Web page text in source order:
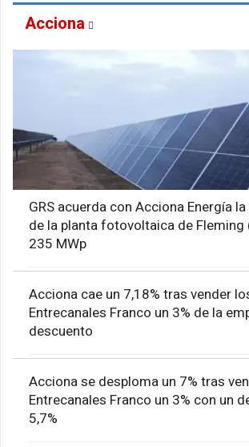
Acciona
GRS acuerda con Acciona Energía
de la planta fotovoltaica de Fleming
235 MWp
Acciona cae un 7,18% tras vender
Entrecanales Franco un 3% de la
descuento
Acciona se desploma un 7% tras
Entrecanales Franco un 3% con un
5,7%